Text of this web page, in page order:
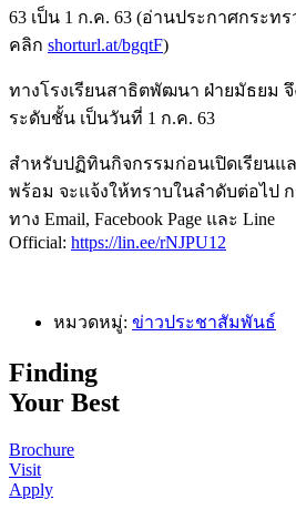
63 เป็น 1 ก.ค. 63 (อ่านประกาศกระทร
คลิก shorturl.at/bgqtF)
ทางโรงเรียนสาธิตพัฒนา ฝ่ายมัธยม
ระดับชั้น เป็นวันที่ 1 ก.ค. 63
สำหรับปฏิทินกิจกรรมก่อนเปิดเรียนแ
พร้อม จะแจ้งให้ทราบในลำดับต่อไป
ทาง Email, Facebook Page และ Line
Official: https://lin.ee/rNJPU12
หมวดหมู่: ข่าวประชาสัมพันธ์
Finding
Your Best
Brochure
Visit
Apply